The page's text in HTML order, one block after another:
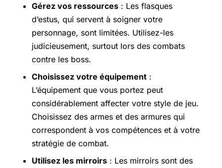
Gérez vos ressources : Les flasques
d’estus, qui servent à soigner votre
personnage, sont limitées. Utilisez-les
judicieusement, surtout lors des combats
contre les boss.
Choisissez votre équipement :
L’équipement que vous portez peut
considérablement affecter votre style de jeu.
Choisissez des armes et des armures qui
correspondent à vos compétences et à votre
stratégie de combat.
Utilisez les mirroirs : Les mirroirs sont des